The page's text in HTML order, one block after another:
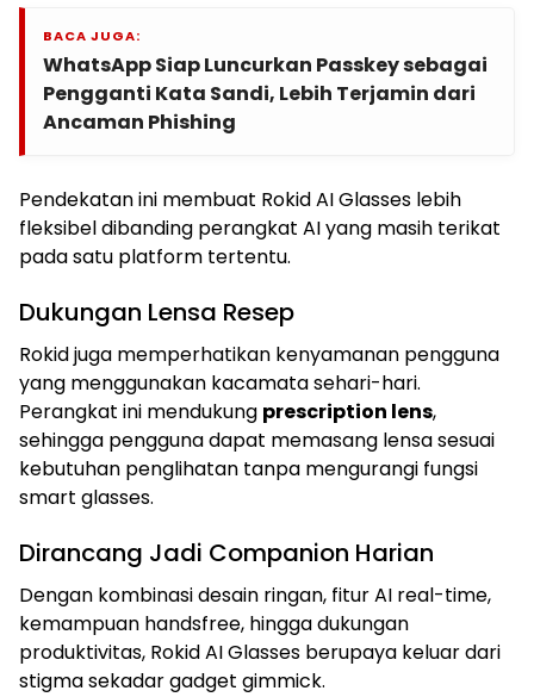
BACA JUGA:
WhatsApp Siap Luncurkan Passkey sebagai
Pengganti Kata Sandi, Lebih Terjamin dari
Ancaman Phishing
Pendekatan ini membuat Rokid AI Glasses lebih
fleksibel dibanding perangkat AI yang masih terikat
pada satu platform tertentu.
Dukungan Lensa Resep
Rokid juga memperhatikan kenyamanan pengguna
yang menggunakan kacamata sehari-hari.
Perangkat ini mendukung prescription lens,
sehingga pengguna dapat memasang lensa sesuai
kebutuhan penglihatan tanpa mengurangi fungsi
smart glasses.
Dirancang Jadi Companion Harian
Dengan kombinasi desain ringan, fitur AI real-time,
kemampuan handsfree, hingga dukungan
produktivitas, Rokid AI Glasses berupaya keluar dari
stigma sekadar gadget gimmick.